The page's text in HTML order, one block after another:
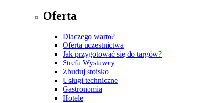
Oferta
Dlaczego warto?
Oferta uczestnictwa
Jak przygotować się do targów?
Strefa Wystawcy
Zbuduj stoisko
Usługi techniczne
Gastronomia
Hotele